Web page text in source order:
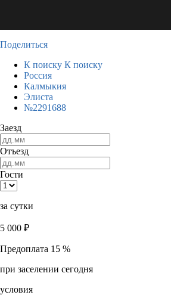
Поделиться
К поиску К поиску
Россия
Калмыкия
Элиста
№2291688
Заезд
Отъезд
Гости
за сутки
5 000 ₽
Предоплата 15 %
при заселении сегодня
условия